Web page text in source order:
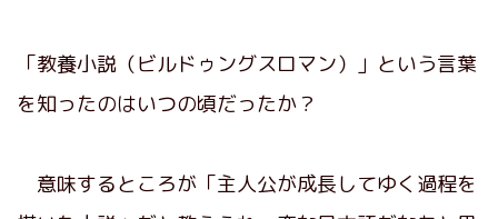
「教養小説（ビルドゥングスロマン）」という言葉
を知ったのはいつの頃だったか？
意味するところが「主人公が成長してゆく過程を